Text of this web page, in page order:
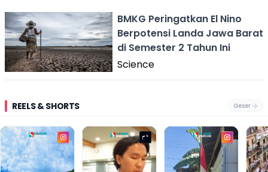
BMKG Peringatkan El Nino
Berpotensi Landa Jawa Barat
di Semester 2 Tahun Ini
Science
REELS & SHORTS Geser